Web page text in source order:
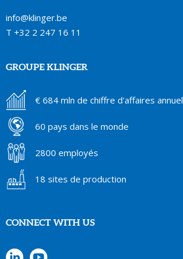
info@klinger.be
T +32 2 247 16 11
GROUPE KLINGER
€ 684 mln de chiffre d'affaires annuel
60 pays dans le monde
2800 employés
18 sites de production
CONNECT WITH US